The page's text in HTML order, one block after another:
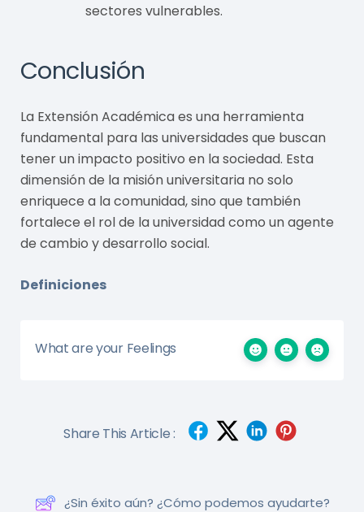
sectores vulnerables.
Conclusión
La Extensión Académica es una herramienta
fundamental para las universidades que buscan
tener un impacto positivo en la sociedad. Esta
dimensión de la misión universitaria no solo
enriquece a la comunidad, sino que también
fortalece el rol de la universidad como un agente
de cambio y desarrollo social.
Definiciones
What are your Feelings
Share This Article :
¿Sin éxito aún? ¿Cómo podemos ayudarte?